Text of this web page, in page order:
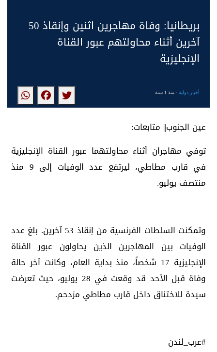
بريطانيا: وفاة مهاجرين اثنين وإنقاذ 50
آخرين أثناء محاولتهم عبور القناة
الإنجليزية
أخبار دولية- منذ 1 سنة
عين الجنوب|| متابعات:
توفي مهاجران أثناء محاولتهما عبور القناة الإنجليزية
في قارب مطاطي، ليرتفع عدد الوفيات إلى 9 منذ
منتصف يوليو.
وتمكنت السلطات الفرنسية من إنقاذ 53 آخرين. بلغ عدد
الوفيات بين المهاجرين الذين يحاولون عبور القناة
الإنجليزية 17 شخصاً، منذ بداية العام، وكانت آخر حالة
وفاة قبل الأحد قد وقعت في 28 يوليو، حيث تعرضت
سيدة للاختناق داخل قارب مطاطي مزدحم.
#عرب_لندن